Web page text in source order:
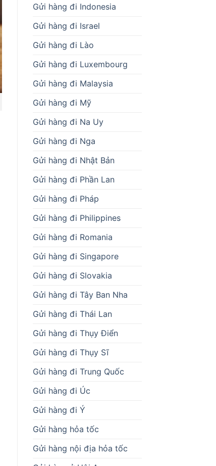
Gửi hàng đi Indonesia
Gửi hàng đi Israel
Gửi hàng đi Lào
Gửi hàng đi Luxembourg
Gửi hàng đi Malaysia
Gửi hàng đi Mỹ
Gửi hàng đi Na Uy
Gửi hàng đi Nga
Gửi hàng đi Nhật Bản
Gửi hàng đi Phần Lan
Gửi hàng đi Pháp
Gửi hàng đi Philippines
Gửi hàng đi Romania
Gửi hàng đi Singapore
Gửi hàng đi Slovakia
Gửi hàng đi Tây Ban Nha
Gửi hàng đi Thái Lan
Gửi hàng đi Thụy Điển
Gửi hàng đi Thụy Sĩ
Gửi hàng đi Trung Quốc
Gửi hàng đi Úc
Gửi hàng đi Ý
Gửi hàng hỏa tốc
Gửi hàng nội địa hỏa tốc